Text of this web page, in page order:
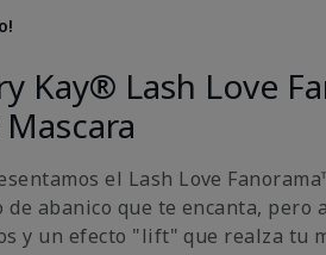
Kay® Lash Love
el Lash Love
de abanico que te encanta, pero
y un efecto "lift" que realza tu